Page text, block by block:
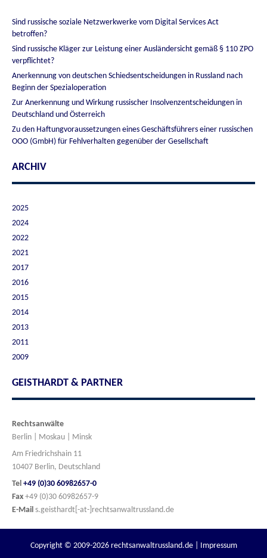
Sind russische soziale Netzwerkwerke vom Digital Services Act
betroffen?
Sind russische Kläger zur Leistung einer Ausländersicht gemäß § 110 ZPO
verpflichtet?
Anerkennung von deutschen Schiedsentscheidungen in Russland nach
Beginn der Spezialoperation
Zur Anerkennung und Wirkung russischer Insolvenzentscheidungen in
Deutschland und Österreich
Zu den Haftungvoraussetzungen eines Geschäftsführers einer russischen
OOO (GmbH) für Fehlverhalten gegenüber der Gesellschaft
ARCHIV
2025
2024
2022
2021
2017
2016
2015
2014
2013
2011
2009
GEISTHARDT & PARTNER
Rechtsanwälte
Berlin | Moskau | Minsk
Am Friedrichshain 11
10407 Berlin, Deutschland
Tel +49 (0)30 60982657-0
Fax +49 (0)30 60982657-9
E-Mail s.geisthardt[-at-]rechtsanwaltrussland.de
Copyright © 2009-2026 rechtsanwaltrussland.de | Impressum